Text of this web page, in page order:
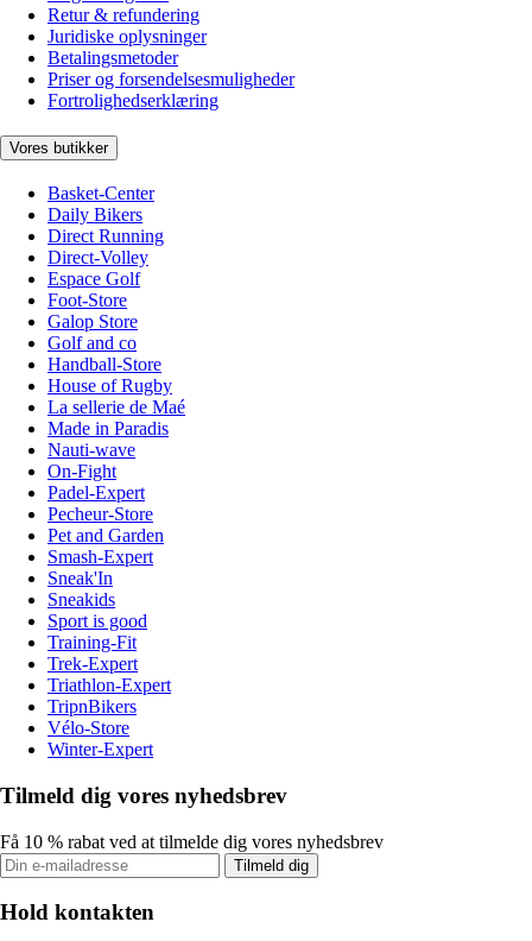
Retur & refundering
Juridiske oplysninger
Betalingsmetoder
Priser og forsendelsesmuligheder
Fortrolighedserklæring
Vores butikker
Basket-Center
Daily Bikers
Direct Running
Direct-Volley
Espace Golf
Foot-Store
Galop Store
Golf and co
Handball-Store
House of Rugby
La sellerie de Maé
Made in Paradis
Nauti-wave
On-Fight
Padel-Expert
Pecheur-Store
Pet and Garden
Smash-Expert
Sneak'In
Sneakids
Sport is good
Training-Fit
Trek-Expert
Triathlon-Expert
TripnBikers
Vélo-Store
Winter-Expert
Tilmeld dig vores nyhedsbrev
Få 10 % rabat ved at tilmelde dig vores nyhedsbrev
Tilmeld dig
Hold kontakten